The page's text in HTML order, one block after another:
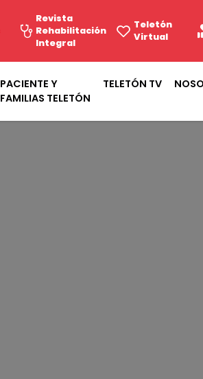
Revista
Rehabilitación
Integral
Teletón
Virtual
PACIENTE Y
FAMILIAS TELETÓN
TELETÓN TV